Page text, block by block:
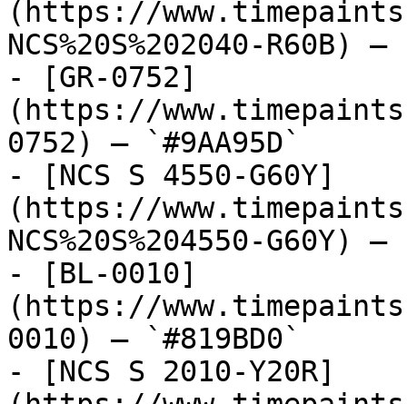
(https://
NCS%20S%202040-R60B)
- [GR-0752]
(https://
0752) — `#9AA95D`
- [NCS S 4550-G60Y]
(https://
NCS%20S%204550-G60Y)
- [BL-0010]
(https://
0010) — `#819BD0`
- [NCS S 2010-Y20R]